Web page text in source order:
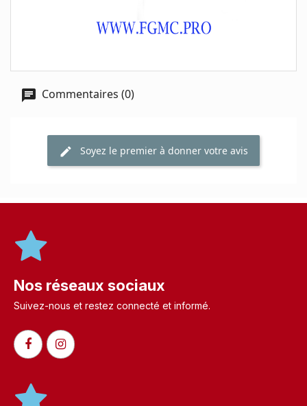
Commentaires (0)
Soyez le premier à donner votre avis
Nos réseaux sociaux
Suivez-nous et restez connecté et informé.​